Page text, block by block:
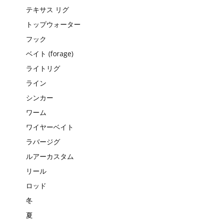
テキサス リグ
トップウォーター
フック
ベイト (forage)
ライトリグ
ライン
シンカー
ワーム
ワイヤーベイト
ラバージグ
ルアーカスタム
リール
ロッド
冬
夏